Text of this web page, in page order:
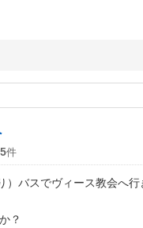
5件
バスでヴィース教会へ
？